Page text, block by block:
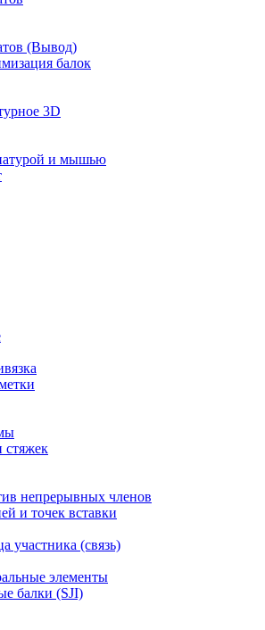
(Вывод)
балок
3D
и мышью
стяжек
непрерывных членов
и точек вставки
участника (связь)
элементы
балки (SJI)